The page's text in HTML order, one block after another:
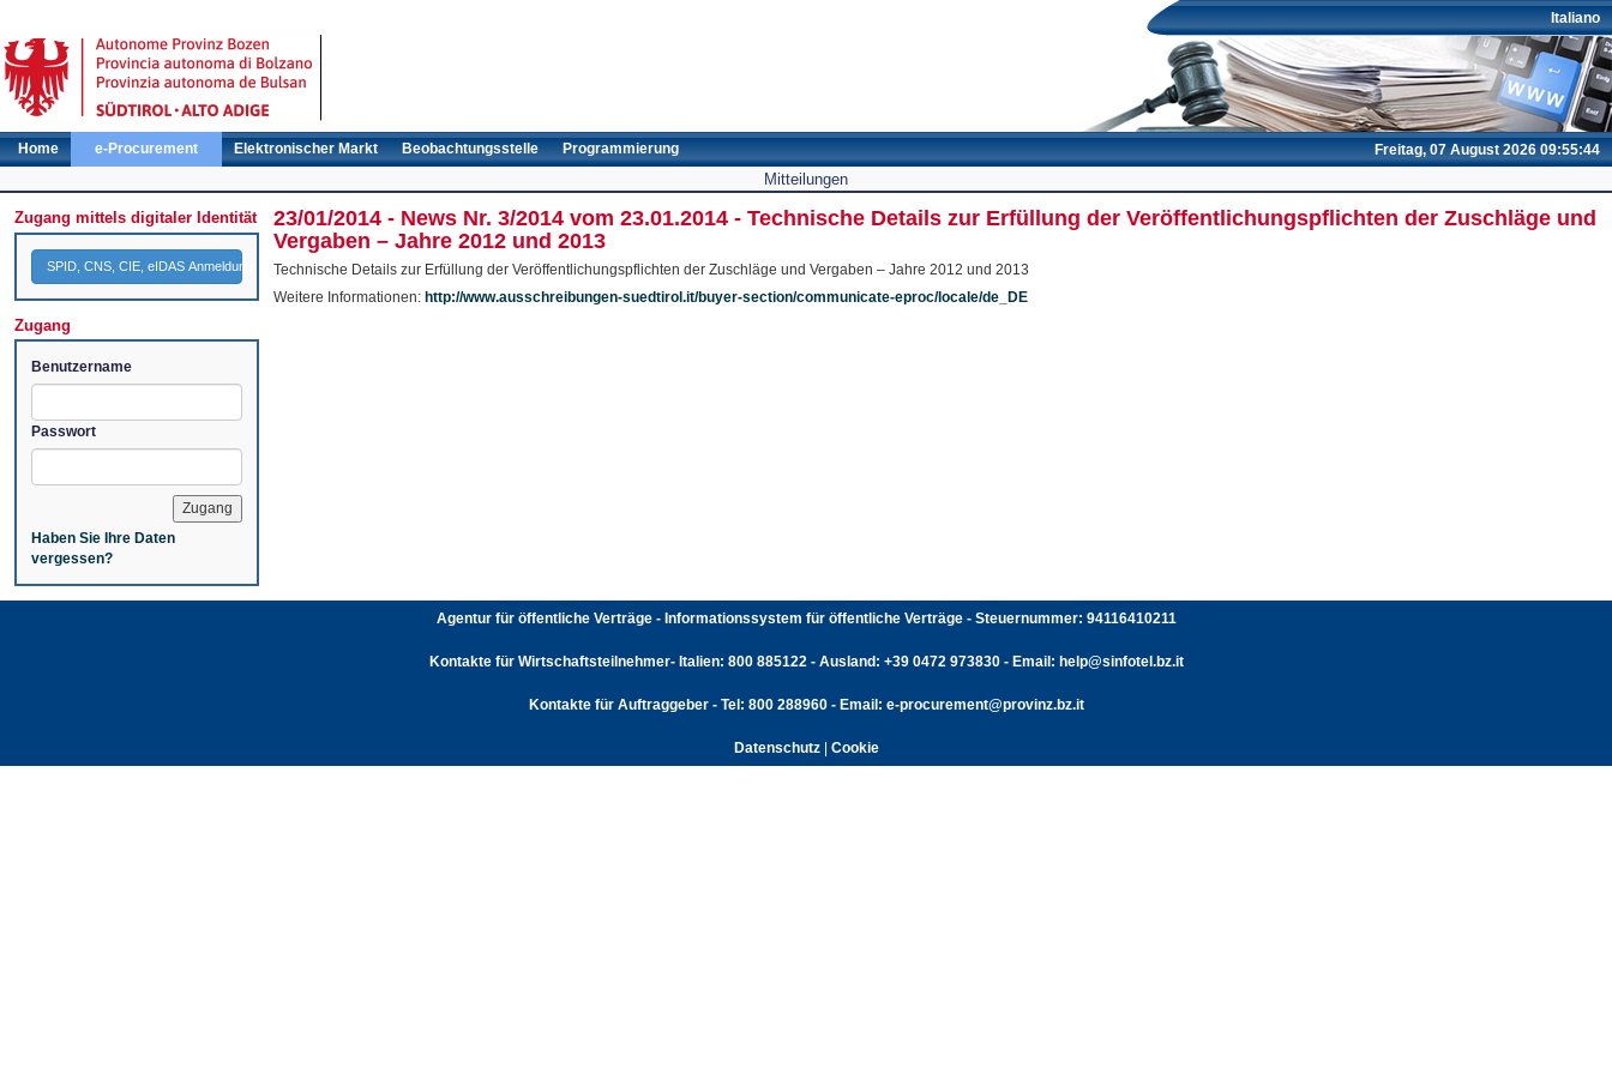
Italiano
Freitag, 07 August 2026 09:55:44
Home e-Procurement Elektronischer Markt Beobachtungsstelle Programmierung
Mitteilungen
Zugang mittels digitaler Identität
SPID, CNS, CIE, eIDAS Anmeldung
Zugang
Benutzername
Passwort
Haben Sie Ihre Daten
vergessen?
23/01/2014 - News Nr. 3/2014 vom 23.01.2014 - Technische Details zur Erfüllung der Veröffentlichungspflichten der Zuschläge und
Vergaben – Jahre 2012 und 2013
Technische Details zur Erfüllung der Veröffentlichungspflichten der Zuschläge und Vergaben – Jahre 2012 und 2013
Weitere Informationen: http://www.ausschreibungen-suedtirol.it/buyer-section/communicate-eproc/locale/de_DE
Agentur für öffentliche Verträge - Informationssystem für öffentliche Verträge - Steuernummer: 94116410211
Kontakte für Wirtschaftsteilnehmer- Italien: 800 885122 - Ausland: +39 0472 973830 - Email: help@sinfotel.bz.it
Kontakte für Auftraggeber - Tel: 800 288960 - Email: e-procurement@provinz.bz.it
Datenschutz| Cookie